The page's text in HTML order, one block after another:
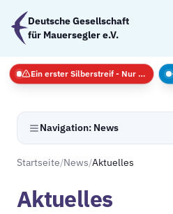
Zum Hauptinhalt springen
Deutsche Gesellschaft
für Mauersegler e.V.
Navigation: News
Startseite/News/Aktuelles
Aktuelles
Ein erster Silberstreif - Nur Notfälle